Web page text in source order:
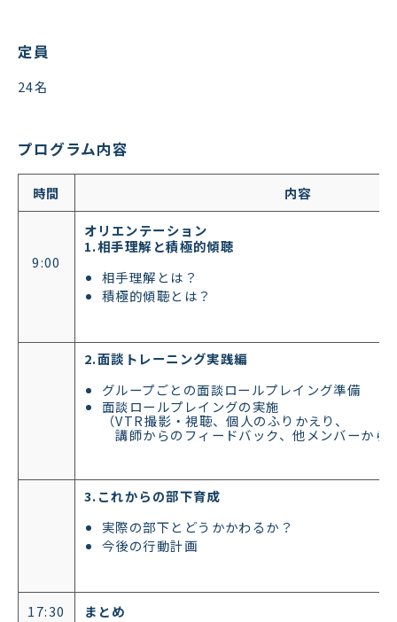
定員
24名
プログラム内容
時間 内容
9:00
オリエンテーション
1.相手理解と積極的傾聴
相手理解とは？
積極的傾聴とは？
2.面談トレーニング実践編
グループごとの面談ロールプレイング準備
面談ロールプレイングの実施
（VTR撮影・視聴、個人のふりかえり、
講師からのフィードバック、他メンバーから
3.これからの部下育成
実際の部下とどうかかわるか？
今後の行動計画
17:30 まとめ